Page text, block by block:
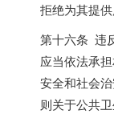
拒绝为其提供
第十六条 违
应当依法承
安全和社会
则关于公共